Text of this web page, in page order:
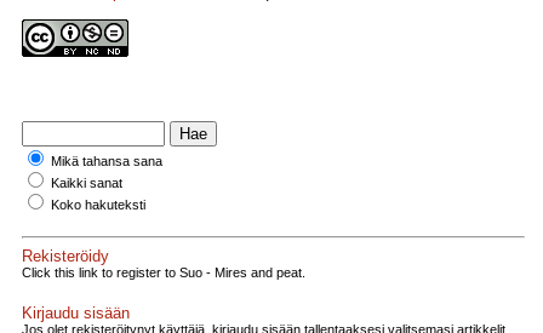
Mikä tahansa sana
Kaikki sanat
Koko hakuteksti
Rekisteröidy
Click this link to register to Suo - Mires and peat.
Kirjaudu sisään
Jos olet rekisteröitynyt käyttäjä, kirjaudu sisään tallentaaksesi valitsemasi artikkelit